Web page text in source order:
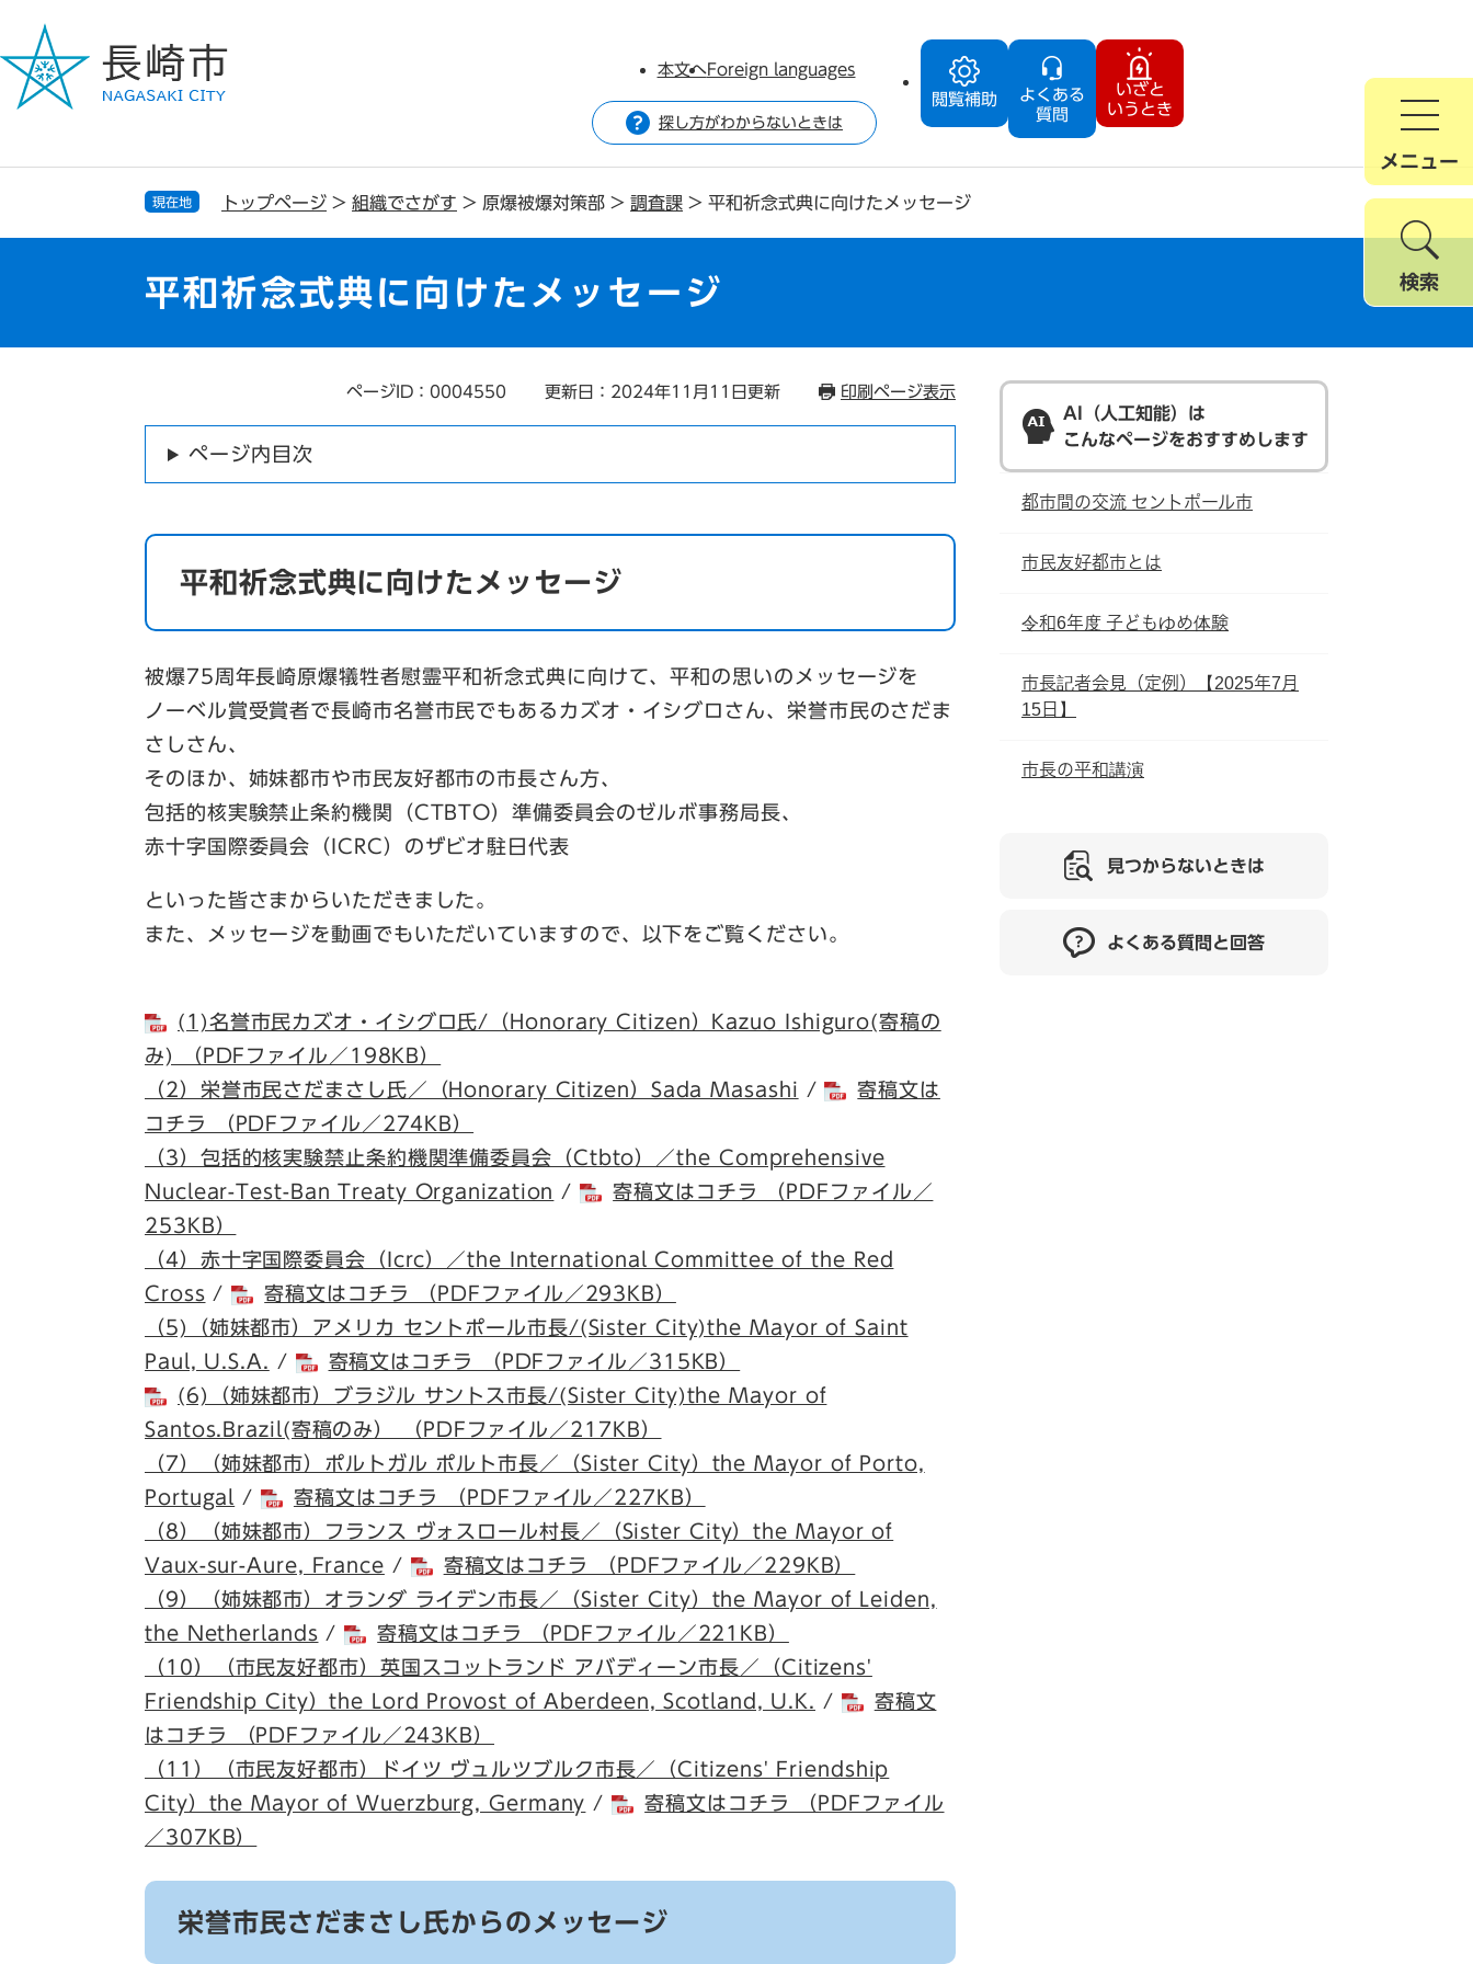
ジ
で
ュ
ば
閲覧補助
よくある
質問
いざと
いうとき
本文へForeign languages
探し方がわからないときは
メニュー
検索
現在地 トップページ > 組織でさがす > 原爆被爆対策部 > 調査課 > 平和祈念式典に向けたメッセージ
平和祈念式典に向けたメッセージ
ページID：0004550 更新日：2024年11月11日更新 印刷ページ表示
ページ内目次
平和祈念式典に向けたメッセージ
被爆75周年長崎原爆犠牲者慰霊平和祈念式典に向けて、平和の思いのメッセージを
ノーベル賞受賞者で長崎市名誉市民でもあるカズオ・イシグロさん、栄誉市民のさだま
さしさん、
そのほか、姉妹都市や市民友好都市の市長さん方、
包括的核実験禁止条約機関（CTBTO）準備委員会のゼルボ事務局長、
赤十字国際委員会（ ICRC）のザビオ駐日代表
といった皆さまからいただきました。
また、メッセージを動画でもいただいていますので、以下をご覧ください。
(1)名誉市民カズオ・イシグロ氏/（Honorary Citizen）Kazuo Ishiguro(寄稿の
み) （PDFファイル／198KB）
（2）栄誉市民さだまさし氏／（Honorary Citizen）Sada Masashi /
寄稿文は
コチラ （PDFファイル／274KB）
（3）包括的核実験禁止条約機関準備委員会（Ctbto）／the Comprehensive
Nuclear-Test-Ban Treaty Organization /
寄稿文はコチラ （PDFファイル／
253KB）
（4）赤十字国際委員会（Icrc）／the International Committee of the Red
Cross /
寄稿文はコチラ （PDFファイル／293KB）
（5)（姉妹都市）アメリカ セントポール市長/(Sister City)the Mayor of Saint
Paul, U.S.A. /
寄稿文はコチラ （PDFファイル／315KB）
(6)（姉妹都市）ブラジル サントス市長/(Sister City)the Mayor of
Santos.Brazil(寄稿のみ） （PDFファイル／217KB）
（7）（姉妹都市）ポルトガル ポルト市長／（Sister City）the Mayor of Porto,
Portugal
/
寄稿文はコチラ （PDFファイル／227KB）
（8）（姉妹都市）フランス ヴォスロール村長／（Sister City）the Mayor of
Vaux-sur-Aure, France /
寄稿文はコチラ （PDFファイル／229KB）
（9）（姉妹都市）オランダ ライデン市長／（Sister City）the Mayor of Leiden,
the Netherlands /
寄稿文はコチラ （PDFファイル／221KB）
（10）（市民友好都市）英国スコットランド アバディーン市長／（Citizens'
Friendship City）the Lord Provost of Aberdeen, Scotland, U.K. /
寄稿文
はコチラ （PDFファイル／243KB）
（11）（市民友好都市）ドイツ ヴュルツブルク市長／（Citizens' Friendship
City）the Mayor of Wuerzburg, Germany /
寄稿文はコチラ （PDFファイル
／307KB）
栄誉市民さだまさし氏からのメッセージ
AI（人工知能）は
こんなページをおすすめします
都市間の交流 セントポール市
市民友好都市とは
令和6年度 子どもゆめ体験
市長記者会見（定例）【2025年7月
15日】
市長の平和講演
見つからないときは
よくある質問と回答